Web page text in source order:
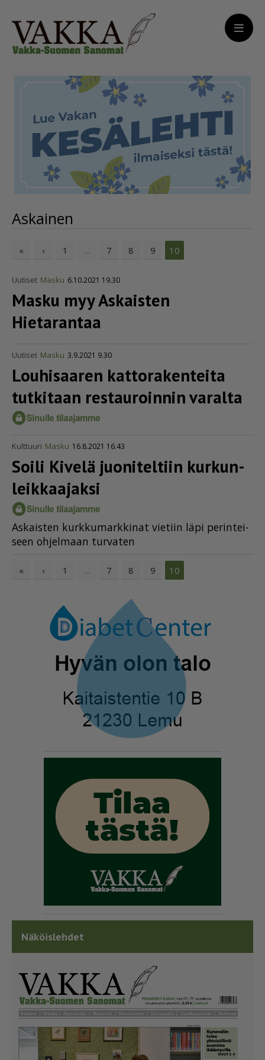
Askainen
« ‹ 1 ... 7 8 9 10
Uutiset Masku 6.10.2021 19.30
Masku myy Askaisten
Hietarantaa
Uutiset Masku 3.9.2021 9.30
Louhisaaren katto­ra­ken­teita
tutkitaan restauroinnin varalta
Kulttuuri Masku 16.8.2021 16.43
Soili Kivelä juoniteltiin kurkun­
leik­kaa­jaksi
As­kais­ten kurk­ku­mark­ki­nat vie­tiin läpi pe­rin­tei­
seen oh­jel­maan tur­va­ten
« ‹ 1 ... 7 8 9 10
Näköislehdet